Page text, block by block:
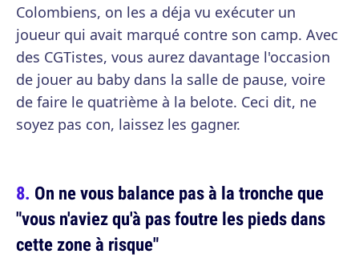
Colombiens, on les a déja vu exécuter un
joueur qui avait marqué contre son camp. Avec
des CGTistes, vous aurez davantage l'occasion
de jouer au baby dans la salle de pause, voire
de faire le quatrième à la belote. Ceci dit, ne
soyez pas con, laissez les gagner.
On ne vous balance pas à la tronche que
"vous n'aviez qu'à pas foutre les pieds dans
cette zone à risque"